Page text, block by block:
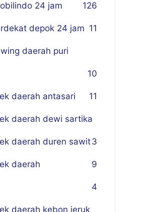
26
24 jam 1
depok 24 jam 11
daerah puri
10
daerah antasari 11
daerah dewi sartika
3
daerah duren sawit
9
daerah
4
daerah kebon jeruk